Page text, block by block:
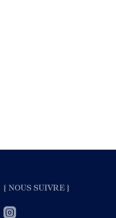
{ NOUS SUIVRE }